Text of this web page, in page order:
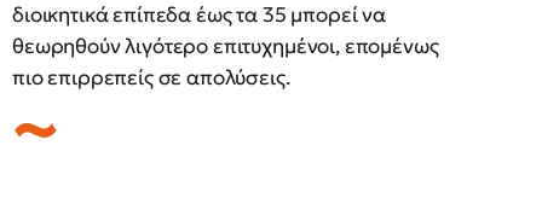
διοικητικά επίπεδα έως τα 35 μπορεί να
θεωρηθούν λιγότερο επιτυχημένοι, επομένως
πιο επιρρεπείς σε απολύσεις.